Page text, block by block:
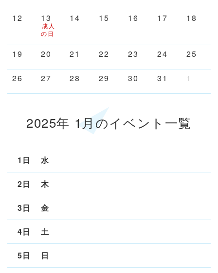
12 13
成人
の日
14 15 16 17 18
19 20 21 22 23 24 25
26 27 28 29 30 31 1
2025年 1月のイベント 一覧
1日 水
2日 木
3日 金
4日 土
5日 日